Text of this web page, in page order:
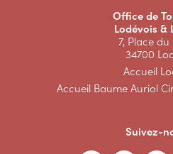
Office de
Lodévois &
7, Place du
34700
Accueil
Accueil Baume Auriol
Suivez-